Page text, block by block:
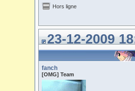
Hors ligne
23-12-2009
fanch
[OMG] Team